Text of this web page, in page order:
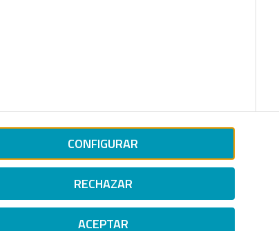
CONFIGURAR
RECHAZAR
ACEPTAR